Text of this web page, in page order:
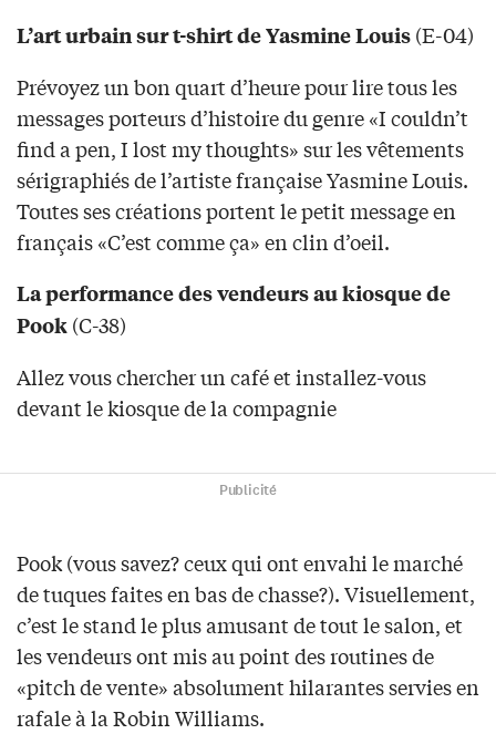
L’art urbain sur t-shirt de Yasmine Louis (E-04)
Prévoyez un bon quart d’heure pour lire tous les
messages porteurs d’histoire du genre «I couldn’t
find a pen, I lost my thoughts» sur les vêtements
sérigraphiés de l’artiste française Yasmine Louis.
Toutes ses créations portent le petit message en
français «C’est comme ça» en clin d’oeil.
La performance des vendeurs au kiosque de
Pook (C-38)
Allez vous chercher un café et installez-vous
devant le kiosque de la compagnie
Publicité
Pook (vous savez? ceux qui ont envahi le marché
de tuques faites en bas de chasse?). Visuellement,
c’est le stand le plus amusant de tout le salon, et
les vendeurs ont mis au point des routines de
«pitch de vente» absolument hilarantes servies en
rafale à la Robin Williams.